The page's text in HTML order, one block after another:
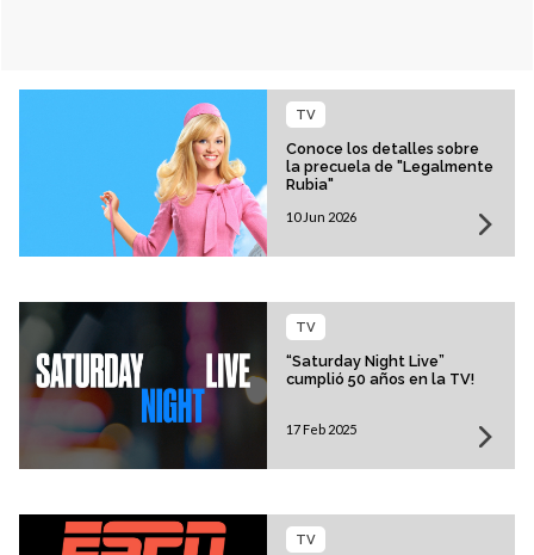
Conoce los detalles sobre
la precuela de "Legalmente
Rubia"
TV
10 Jun 2026
“Saturday Night Live”
cumplió 50 años en la TV!
TV
17 Feb 2025
TV